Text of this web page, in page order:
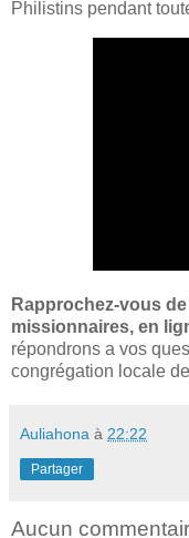
Philistins pendant
Rapprochez-vous
missionnaires, en
répondrons a vos
congrégation locale
Auliahona à 22:22
Partager
Aucun